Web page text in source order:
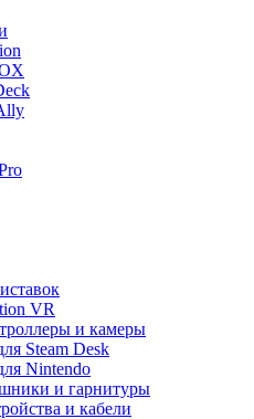
VR
и камеры
Steam Desk
Nintendo
и гарнитуры
и кабели